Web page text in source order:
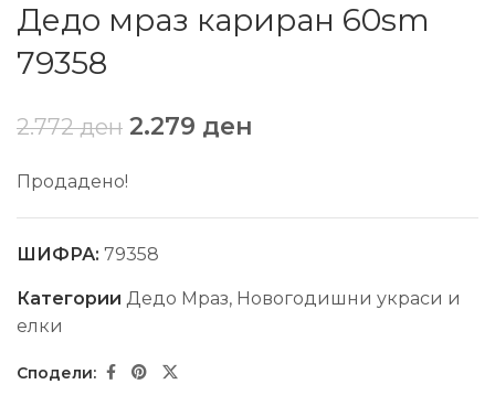
Дедо мраз кариран 60sm
79358
2.772ден 2.279 ден
Продадено!
ШИФРА: 79358
Категории Дедо Мраз, Новогодишни украси и
елки